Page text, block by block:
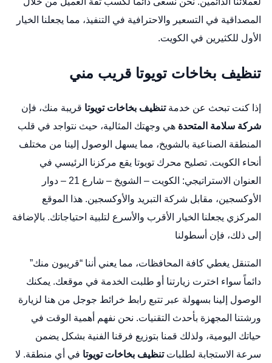
المصداقية في التسعير والاحترافية في التنفيذ، مما يجعلنا الخيار
الأول للكثيرين في الكويت.
تنظيف بخاخات تويوتا قريب مني
إذا كنت تبحث عن خدمةتنظيف بخاخات تويوتا قريبة منك، فإن
شركة سلامة المتحدة هي وجهتك المثالية، حيث نتواجد في قلب
المنطقة الصناعية بالشويخ، مما يسهل الوصول إلينا من مختلف
أنحاء الكويت. تصليح محرك تويوتا يقع مركزنا الرئيسي في
العنوان الاستراتيجي: الكويت – الشويخ – شارع 21 – دوار
الأوكسجين، مقابل شركة التبريد والأوكسجين. هذا الموقع
المركزي يجعلنا الخيار الأقرب والأسرع لتلبية احتياجاتك. بالإضافة
إلى ذلك، فإن أسطولنا
المتنقل يغطي كافة المحافظات، مما يعني أننا “قريبون منك”
دائماً سواء اخترت زيارتنا أو طلبت الخدمة في موقعك. يمكنك
الوصول إلينا بسهولة عبر تتبع رابط خرائط جوجل من هنا لزيارة
ورشتنا المجهزة بأحدث التقنيات. نحن نفهم أهمية الوقت في
حياتك اليومية، ولذلك قمنا بتوزيع فرقنا الفنية بشكل يضمن
سرعة الاستجابة لطلباتتنظيف بخاخات تويوتا في أي منطقة. لا